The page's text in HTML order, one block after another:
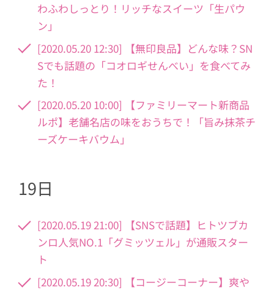
わふわしっとり！リッチなスイーツ「生パウ
ン」
[2020.05.20 12:30] 【無印良品】どんな味？SN
Sでも話題の「コオロギせんべい」を食べてみ
た！
[2020.05.20 10:00] 【ファミリーマート新商品
ルポ】老舗名店の味をおうちで！「旨み抹茶チ
ーズケーキバウム」
19日
[2020.05.19 21:00] 【SNSで話題】ヒトツブカ
ンロ人気NO.1「グミッツェル」が通販スター
ト
[2020.05.19 20:30] 【コージーコーナー】爽や